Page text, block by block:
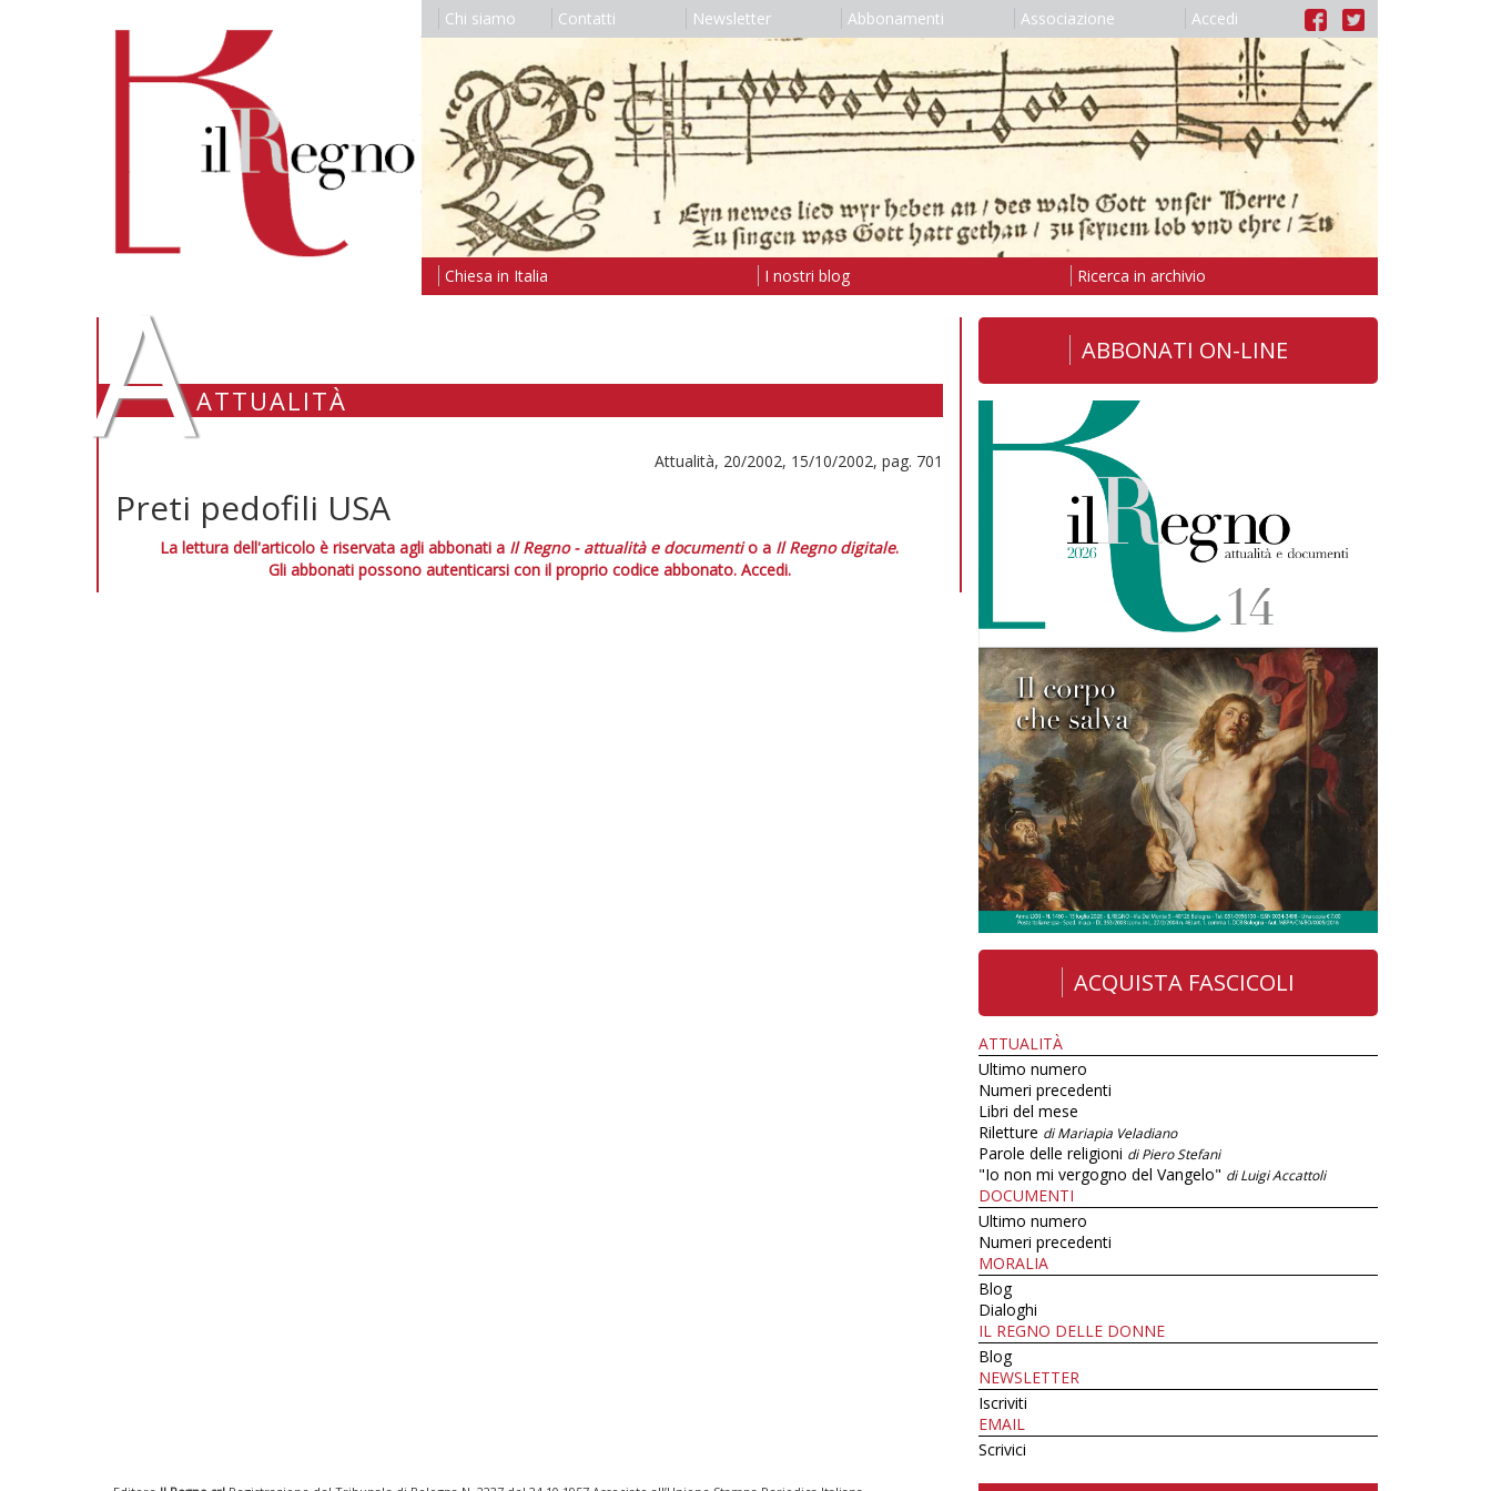
Chi siamo Contatti Newsletter Abbonamenti Associazione Accedi
Chiesa in Italia I nostri blog Ricerca in archivio
AATTUALITÀ
Attualità, 20/2002, 15/10/2002, pag. 701
Preti pedofili USA
La lettura dell'articolo è riservata agli abbonati a Il Regno - attualità e documentio a Il Regno digitale.
Gli abbonati possono autenticarsi con il proprio codice abbonato. Accedi.
ABBONATI ON-LINE
ACQUISTA FASCICOLI
ATTUALITÀ
Ultimo numero
Numeri precedenti
Libri del mese
Riletture di Mariapia Veladiano
Parole delle religioni di Piero Stefani
"Io non mi vergogno del Vangelo" di Luigi Accattoli
DOCUMENTI
Ultimo numero
Numeri precedenti
MORALIA
Blog
Dialoghi
IL REGNO DELLE DONNE
Blog
NEWSLETTER
Iscriviti
EMAIL
Scrivici